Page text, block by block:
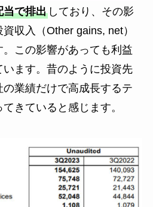
当で排出しており、その影
収入（Other gains, net）
この影響があっても利益
ます。昔のように投資先
業績だけで高成長するテ
きていると感じます。